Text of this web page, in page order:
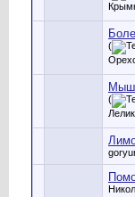
(
(
Лелик